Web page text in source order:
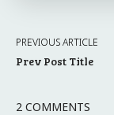
PREVIOUS ARTICLE
Prev Post Title
2 COMMENTS